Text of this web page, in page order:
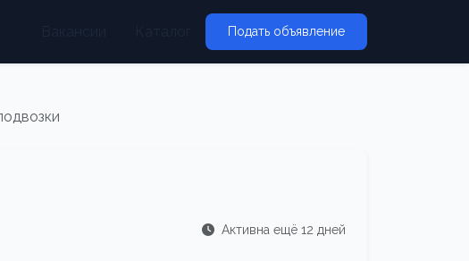
Подать объявление
Активна ещё 12 дней